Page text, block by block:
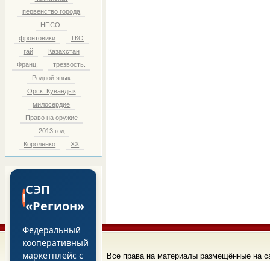
первенство города
НПСО.
фронтовики
ТКО
гай
Казахстан
Франц.
трезвость.
Родной язык
Орск. Кувандык
милосердие
Право на оружие
2013 год
Короленко
ХХ
!СЭП
«Регион»
Федеральный
кооперативный
маркетплейс с
Все права на материалы размещённые на